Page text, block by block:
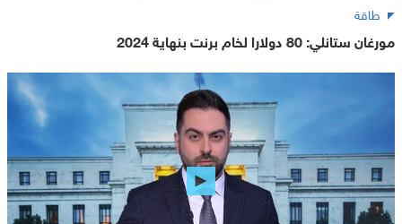
طاقة
مورغان ستانلي: 80 دولارا لخام برنت بنهاية 2024